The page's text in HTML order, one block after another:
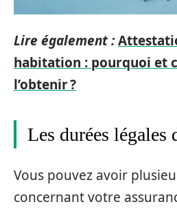
Lire également :
habitation : pourquoi et
l’obtenir ?
Les durées légales
Vous pouvez avoir
concernant votre